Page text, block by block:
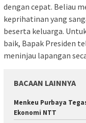
dengan cepat. Beliau
keprihatinan yang
beserta keluarga.
baik, Bapak Presiden
meninjau lapangan
BACAAN LAINNYA
Menkeu Purbaya
Ekonomi NTT